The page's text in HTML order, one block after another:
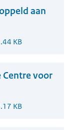
aan
KB
Centre voor
KB